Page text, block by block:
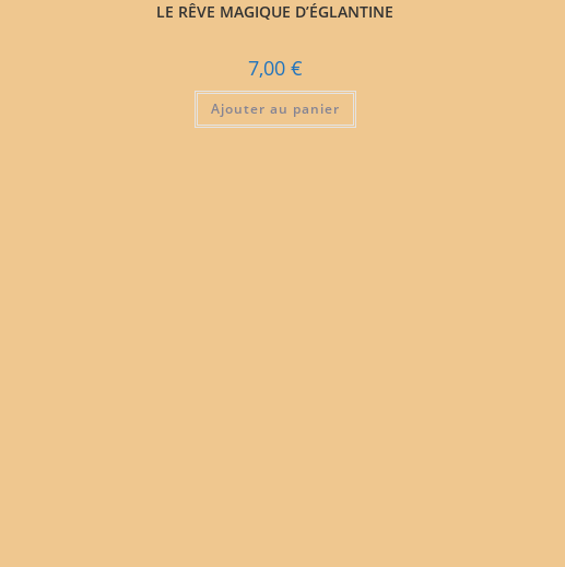
LE RÊVE MAGIQUE D’ÉGLANTINE
7,00 €
Ajouter au panier